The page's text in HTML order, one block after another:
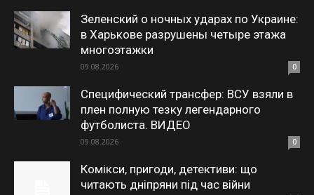
Зеленский о ночных ударах по Украине:
в Харькове разрушены четыре этажа
многоэтажки
09.08.2026 0
Специфический трансфер: ВСУ взяли в
плен полную тезку легендарного
футболиста. ВИДЕО
09.08.2026 0
Комікси, пригоди, детективи: що
читають дніпряни під час війни